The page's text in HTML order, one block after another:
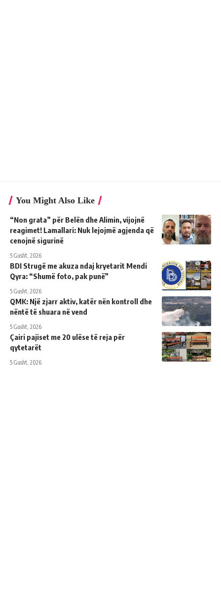
You Might Also Like
“Non grata” për Belën dhe Alimin, vijojnë
reagimet! Lamallari: Nuk lejojmë agjenda që
cenojnë sigurinë
5 Gusht, 2026
BDI Strugë me akuza ndaj kryetarit Mendi
Qyra: “Shumë foto, pak punë”
5 Gusht, 2026
QMK: Një zjarr aktiv, katër nën kontroll dhe
nëntë të shuara në vend
5 Gusht, 2026
Çairi pajiset me 20 ulëse të reja për
qytetarët
5 Gusht, 2026